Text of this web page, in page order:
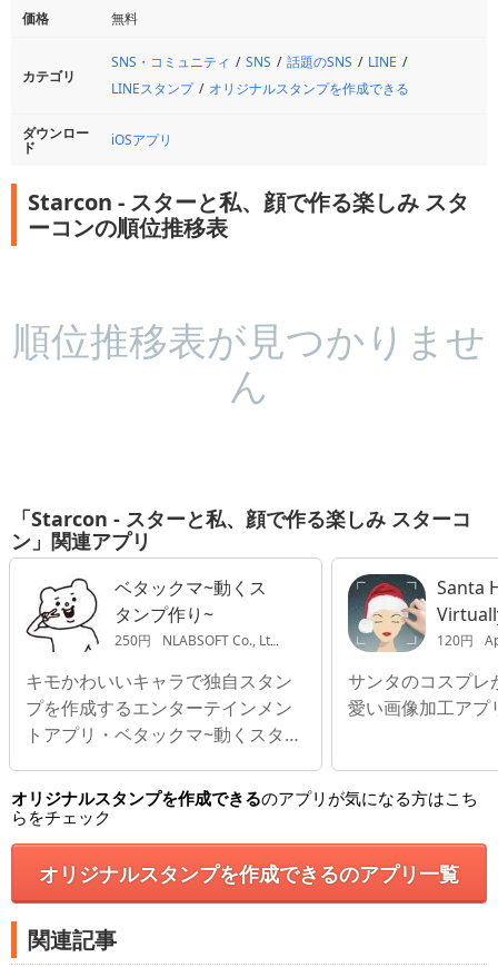
価格 無料
カテゴリ
SNS・コミュニティ SNS 話題のSNS
LINE
LINEスタンプ
オリジナルスタンプを作成できる
ダウンロー
ド iOSアプリ
Starcon - スターと私、顔で作る楽しみ スタ
ーコンの順位推移表
順位推移表が見つかりませ
ん
「Starcon - スターと私、顔で作る楽しみ スターコ
ン」関連アプリ
ベタックマ~動くス
タンプ作り~
250円 NLABSOFT Co., Ltd.
キモかわいいキャラで独自スタン
プを作成するエンターテインメン
トアプリ・ベタックマ~動くスタン
Santa
Hats,
Even
photos
120円
サンタのコスプレ
愛い画像加工ア
オリジナルスタンプを作成できるのアプリが気になる方はこち
らをチェック
オリジナルスタンプを作成できるのアプリ一覧
関連記事